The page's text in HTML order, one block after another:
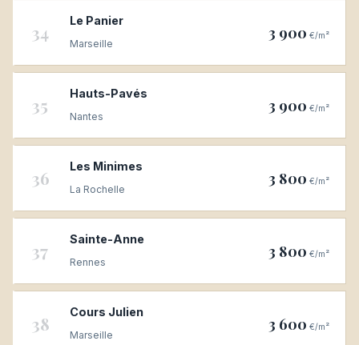
34
Le Panier
Marseille
3 900 €/m²
35
Hauts-Pavés
Nantes
3 900 €/m²
36
Les Minimes
La Rochelle
3 800 €/m²
37
Sainte-Anne
Rennes
3 800 €/m²
38
Cours Julien
Marseille
3 600 €/m²